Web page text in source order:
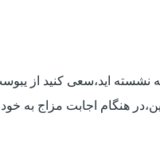
نشسته اید،سعی کنید از
هنگام اجابت مزاج به